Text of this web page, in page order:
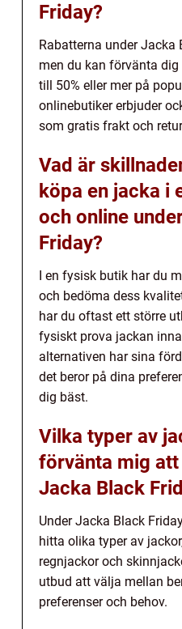
Friday?
Rabatterna under Jacka
men du kan förvänta
till 50% eller mer på
onlinebutiker erbjuder
som gratis frakt och
Vad är
köpa en jacka i
och online
Friday?
I en fysisk butik har du
och bedöma dess
har du oftast ett större
fysiskt prova jackan
alternativen har sina
det beror på dina
dig bäst.
Vilka typer av
förvänta mig
Jacka Black
Under Jacka Black
hitta olika typer av
regnjackor och
utbud att välja mellan
preferenser och behov.